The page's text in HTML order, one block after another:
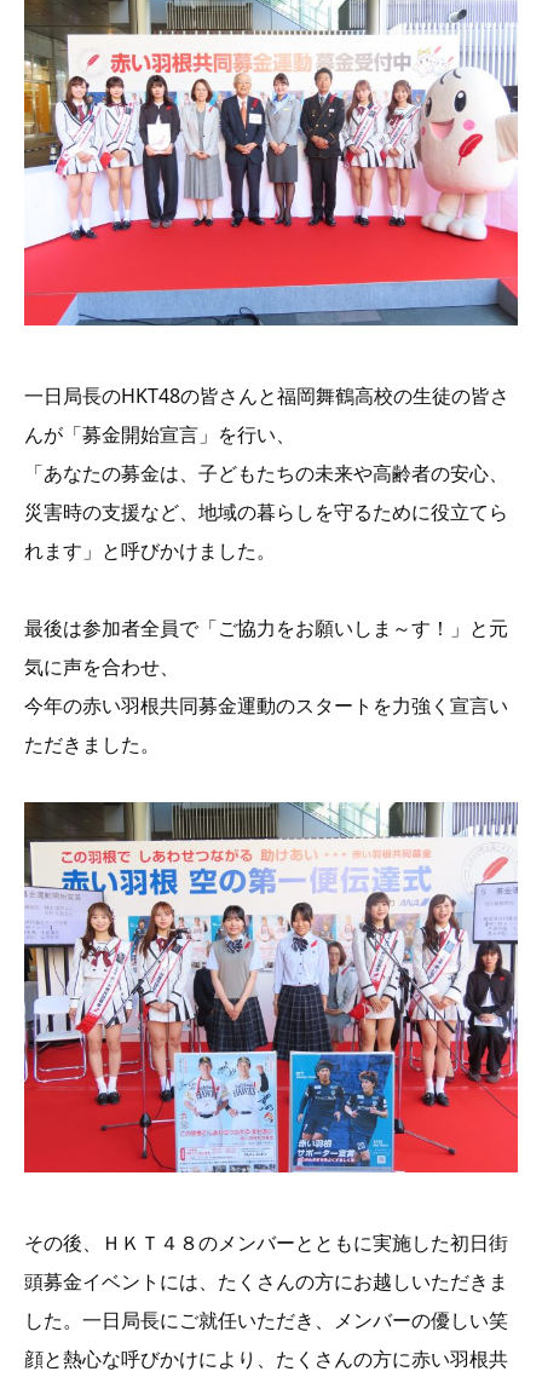
一日局長のHKT48の皆さんと福岡舞鶴高校の生徒の皆さ
んが「募金開始宣言」を行い、
「あなたの募金は、子どもたちの未来や高齢者の安心、
災害時の支援など、地域の暮らしを守るために役立てら
れます」と呼びかけました。
最後は参加者全員で「ご協力をお願いしま～す！」と元
気に声を合わせ、
今年の赤い羽根共同募金運動のスタートを力強く宣言い
ただきました。
その後、ＨＫＴ４８のメンバーとともに実施した初日街
頭募金イベントには、たくさんの方にお越しいただきま
した。一日局長にご就任いただき、メンバーの優しい笑
顔と熱心な呼びかけにより、たくさんの方に赤い羽根共